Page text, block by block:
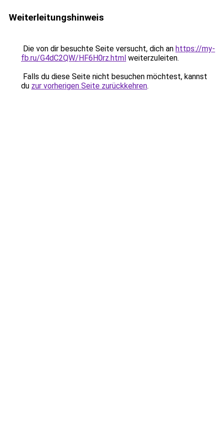
Weiterleitungshinweis
Die von dir besuchte Seite versucht, dich an https://my-
fb.ru/G4dC2QW/HF6H0rz.html weiterzuleiten.
Falls du diese Seite nicht besuchen möchtest, kannst
du zur vorherigen Seite zurückkehren.